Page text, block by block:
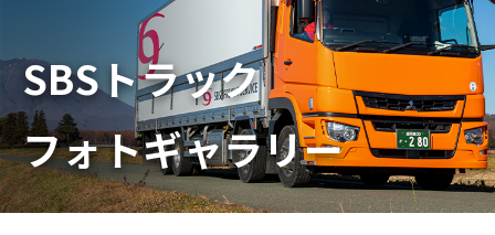
SBSトラック
フォトギャラリー